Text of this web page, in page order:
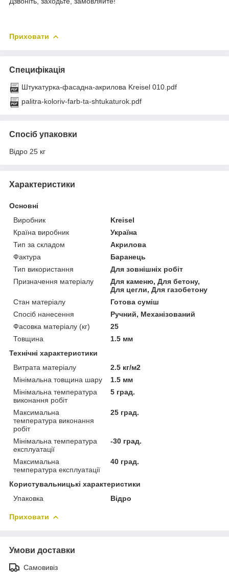
Приховати
Специфікація
Штукатурка-фасадна-акрилова Kreisel 010.pdf
palitra-koloriv-farb-ta-shtukaturok.pdf
Спосіб упаковки
Відро 25 кг
Характеристики
Основні
Виробник
Kreisel
Країна виробник
Україна
Тип за складом
Акрилова
Фактура
Баранець
Тип використання
Для зовнішніх робіт
Призначення матеріалу
Для каменю, Для бетону,
Для цегли, Для газобетону
Стан матеріалу
Готова суміш
Спосіб нанесення
Ручний, Механізований
Фасовка матеріалу (кг)
25
Товщина
1.5 мм
Технічні характеристики
Витрата матеріалу
2.5 кг/м2
Мінімальна товщина шару
1.5 мм
Мінімальна температура
виконання робіт
5 град.
Максимальна
температура виконання
робіт
25 град.
Мінімальна температура
експлуатації
-30 град.
Максимальна
температура експлуатації
40 град.
Користувальницькі характеристики
Упаковка
Відро
Приховати
Умови доставки
Самовивіз